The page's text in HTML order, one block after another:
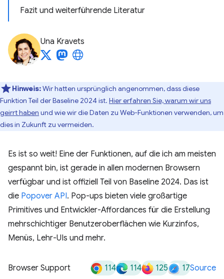
Fazit und weiterführende Literatur
Una Kravets
Hinweis:Wir hatten ursprünglich angenommen, dass diese
Funktion Teil der Baseline 2024 ist. Hier erfahren Sie, warum wir uns
geirrt haben und wie wir die Daten zu Web-Funktionen verwenden, um
dies in Zukunft zu vermeiden.
Es ist so weit! Eine der Funktionen, auf die ich am meisten
gespannt bin, ist gerade in allen modernen Browsern
verfügbar und ist offiziell Teil von Baseline 2024. Das ist
die Popover API. Pop-ups bieten viele großartige
Primitives und Entwickler-Affordances für die Erstellung
mehrschichtiger Benutzeroberflächen wie Kurzinfos,
Menüs, Lehr-UIs und mehr.
Browser Support 114 114 125 17Source